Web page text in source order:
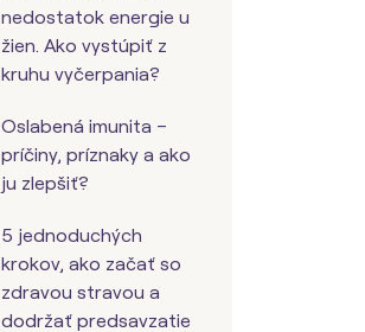
nedostatok energie u
žien. Ako vystúpiť z
kruhu vyčerpania?
Oslabená imunita –
príčiny, príznaky a ako
ju zlepšiť?
5 jednoduchých
krokov, ako začať so
zdravou stravou a
dodržať predsavzatie